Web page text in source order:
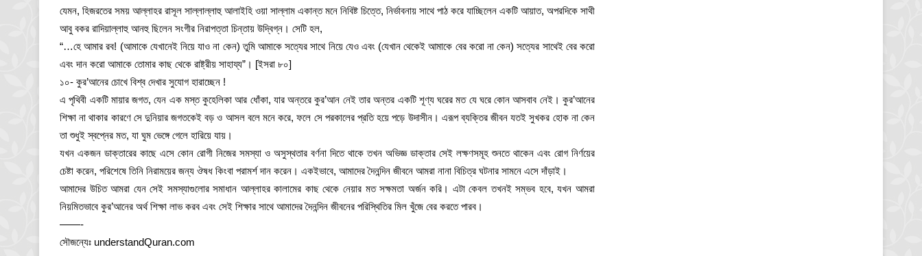
যেমন, হিজরতের সময় আল্লাহর রাসূল সাল্লাল্লাহু আলাইহি ওয়া সাল্লাম একান্ত মনে নিবিষ্ট চিত্তে, নির্ভাবনায় সাথে পাঠ করে যাচ্ছিলেন একটি আয়াত, অপরদিকে সাথী
আবু বকর রাদিয়াল্লাহু আনহু ছিলেন সংগীর নিরাপত্তা চিন্তায় উদ্বিগ্ন। সেটি হল,
“…হে আমার রব! (আমাকে যেখানেই নিয়ে যাও না কেন) তুমি আমাকে সত্যের সাথে নিয়ে যেও এবং (যেখান থেকেই আমাকে বের করো না কেন) সত্যের সাথেই বের করো
এবং দান করো আমাকে তোমার কাছ থেকে রাষ্ট্রীয় সাহায্য”। [ইসরা ৮০]
১০- কুর’আনের চোখে বিশ্ব দেখার সুযোগ হারাচ্ছেন !
এ পৃথিবী একটি মায়ার জগত, যেন এক মস্ত কুহেলিকা আর ধোঁকা, যার অন্তরে কুর’আন নেই তার অন্তর একটি শূণ্য ঘরের মত যে ঘরে কোন আসবাব নেই। কুর’আনের
শিক্ষা না থাকার কারণে সে দুনিয়ার জগতকেই বড় ও আসল বলে মনে করে, ফলে সে পরকালের প্রতি হয়ে পড়ে উদাসীন। এরূপ ব্যক্তির জীবন যতই সুখকর হোক না কেন
তা শুধুই স্বপ্নের মত, যা ঘুম ভেঙ্গে গেলে হারিয়ে যায়।
যখন একজন ডাক্তারের কাছে এসে কোন রোগী নিজের সমস্যা ও অসুস্থতার বর্ণনা দিতে থাকে তখন অভিজ্ঞ ডাক্তার সেই লক্ষণসমূহ শুনতে থাকেন এবং রোগ নির্ণয়ের
চেষ্টা করেন, পরিশেষে তিনি নিরাময়ের জন্য ঔষধ কিংবা পরামর্শ দান করেন। একইভাবে, আমাদের দৈনন্দিন জীবনে আমরা নানা বিচিত্র ঘটনার সামনে এসে দাঁড়াই।
আমাদের উচিত আমরা যেন সেই সমস্যাগুলোর সমাধান আল্লাহর কালামের কাছ থেকে নেয়ার মত সক্ষমতা অর্জন করি। এটা কেবল তখনই সম্ভব হবে, যখন আমরা
নিয়মিতভাবে কুর’আনের অর্থ শিক্ষা লাভ করব এবং সেই শিক্ষার সাথে আমাদের দৈনন্দিন জীবনের পরিস্থিতির মিল খুঁজে বের করতে পারব।
——-
সৌজন্যেঃ understandQuran.com